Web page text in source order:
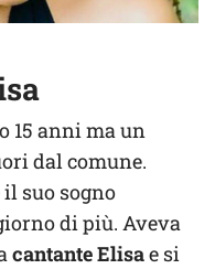
15 anni ma un
dal comune.
suo sogno
di più. Aveva
cantante Elisae si